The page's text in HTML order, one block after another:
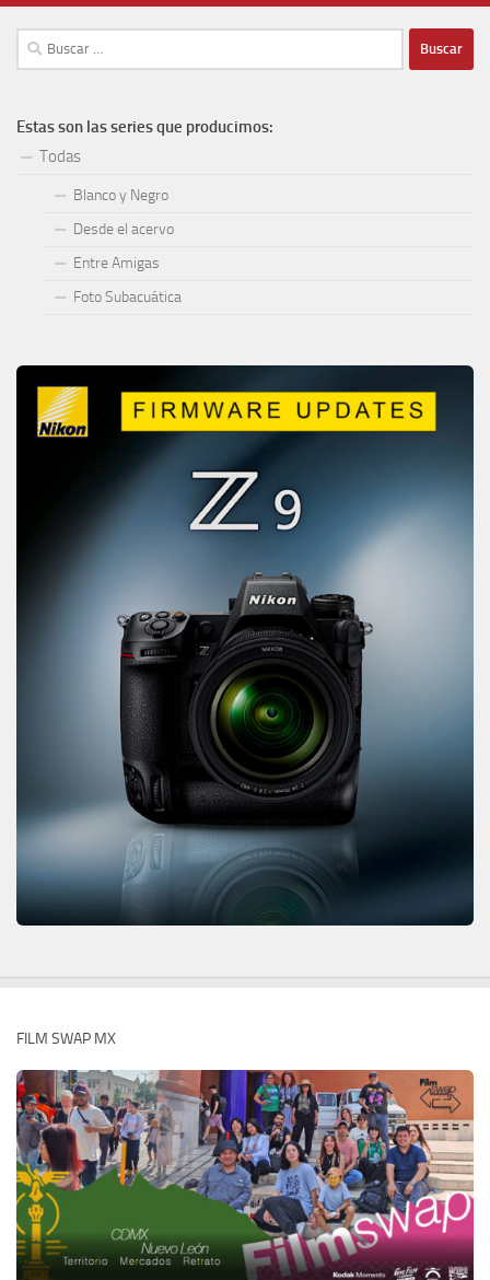
Buscar:
Estas son las series que producimos:
Todas
Blanco y Negro
Desde el acervo
Entre Amigas
Foto Subacuática
FILM SWAP MX